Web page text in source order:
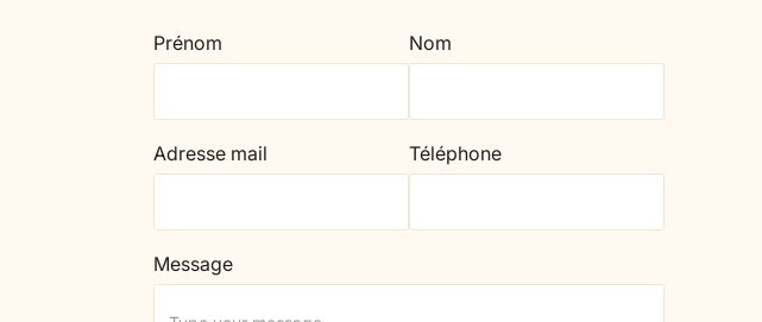
Prénom Nom
Adresse mail Téléphone
Message